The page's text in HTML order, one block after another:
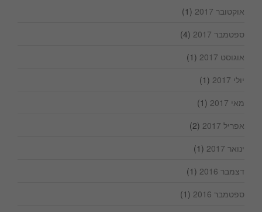
אוקטובר 2017
(1)
ספטמבר 2017
(4)
אוגוסט 2017
(1)
יולי 2017
(1)
מאי 2017
(1)
אפריל 2017
(2)
ינואר 2017
(1)
דצמבר 2016
(1)
ספטמבר 2016
(1)